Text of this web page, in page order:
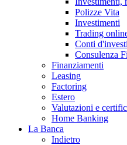
Polizze Vita
Investimenti
Trading
Conti
Consulenza
Finanziamenti
Leasing
Factoring
Estero
Valutazioni e
Home Banking
La Banca
Indietro